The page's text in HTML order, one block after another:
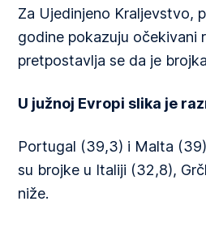
Za Ujedinjeno Kraljevstvo,
godine pokazuju očekivani
pretpostavlja se da je
U južnoj Evropi slika je
Portugal (39,3) i Malta
su brojke u Italiji (32,8),
niže.